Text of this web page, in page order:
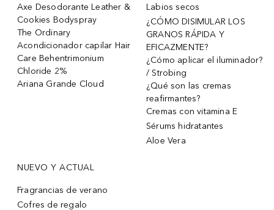
Axe Desodorante Leather &
Cookies Bodyspray
The Ordinary
Acondicionador capilar Hair
Care Behentrimonium
Chloride 2%
Ariana Grande Cloud
Labios secos
¿CÓMO DISIMULAR LOS
GRANOS RÁPIDA Y
EFICAZMENTE?
¿Cómo aplicar el iluminador?
/ Strobing
¿Qué son las cremas
reafirmantes?
Cremas con vitamina E
Sérums hidratantes
Aloe Vera
NUEVO Y ACTUAL
Fragrancias de verano
Cofres de regalo